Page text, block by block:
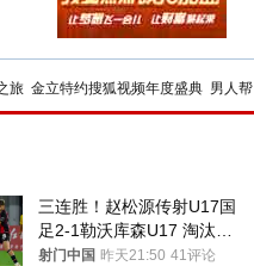
旅 金立特约搜狐视频年度盛典 男人帮
三连胜！赵松源传射U17国
足2-1勒沃库森U17 淘汰赛
将战河床
射门中国 昨天21:50 41评论